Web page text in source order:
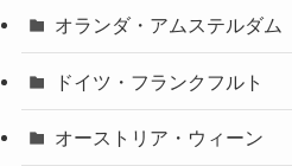
オランダ・アムステルダム
ドイツ・フランクフルト
オーストリア・ウィーン